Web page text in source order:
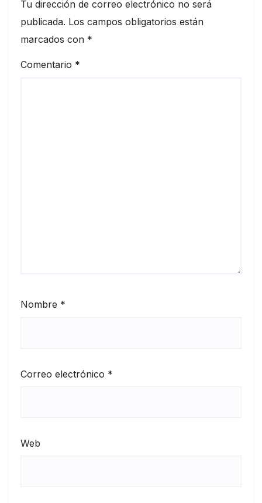
Tu dirección de correo electrónico no será
publicada. Los campos obligatorios están
marcados con *
Comentario *
Nombre *
Correo electrónico *
Web